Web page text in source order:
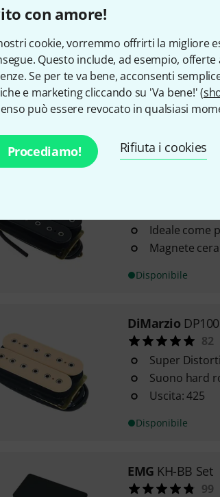
con amore!
cookie, vorremmo offrirti la migliore
Questo include, ad esempio,
Se per te va bene, acconsenti
e marketing cliccando su 'Va bene!' (
può essere revocato in qualsiasi
Procediamo! Rifiuta i cookies
97
Magnete:
Con Quick
4 fili
Ideale come
Magnete
Disponibile
DiMarzio
82
Super
Suono hard
Uscita: 425
Disponibile
EMG KH-BB Set
99